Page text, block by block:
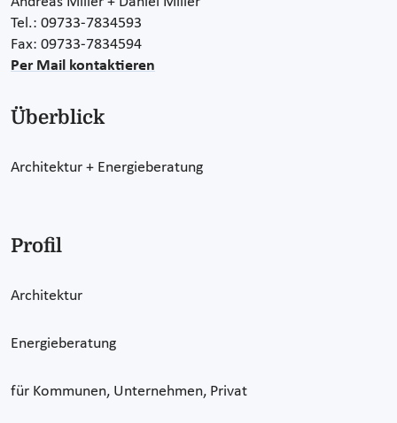
Tel.: 09733-7834593
Fax: 09733-7834594
Per Mail kontaktieren
Überblick
Architektur + Energieberatung
Profil
Architektur
Energieberatung
für Kommunen, Unternehmen, Privat